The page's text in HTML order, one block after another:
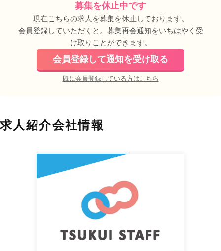
募集を休止中です
現在こちらの求人を募集を休止しております。
会員登録していただくと。募集再会通知をいちはやく受
け取りことができます。
会員登録して通知を受け取る
既に会員登録している方はこちら
求人紹介会社情報